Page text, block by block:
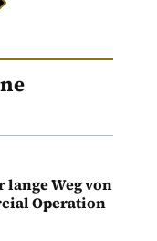
Weg von
Operation